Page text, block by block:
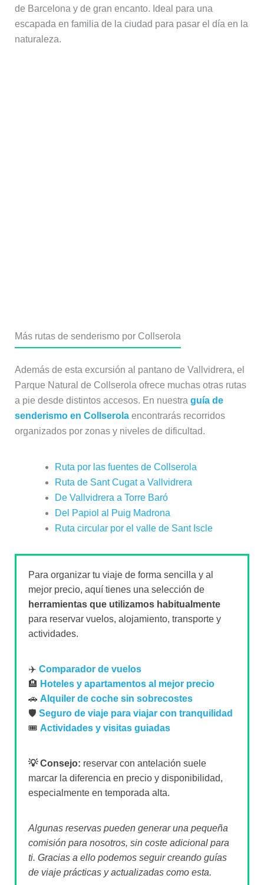
de Barcelona y de gran encanto. Ideal para una
escapada en familia de la ciudad para pasar el día en la
naturaleza.
Más rutas de senderismo por Collserola
Además de esta excursión al pantano de Vallvidrera, el
Parque Natural de Collserola ofrece muchas otras rutas
a pie desde distintos accesos. En nuestra guía de
senderismo en Collserolaencontrarás recorridos
organizados por zonas y niveles de dificultad.
Ruta por las fuentes de Collserola
Ruta de Sant Cugat a Vallvidrera
De Vallvidrera a Torre Baró
Del Papiol al Puig Madrona
Ruta circular por el valle de Sant Iscle
Para organizar tu viaje de forma sencilla y al
mejor precio, aquí tienes una selección de
herramientas que utilizamos habitualmente
para reservar vuelos, alojamiento, transporte y
actividades.
✈️ Comparador de vuelos
🏨 Hoteles y apartamentos al mejor precio
🚗 Alquiler de coche sin sobrecostes
🛡️ Seguro de viaje para viajar con tranquilidad
🎟️ Actividades y visitas guiadas
💡 Consejo: reservar con antelación suele
marcar la diferencia en precio y disponibilidad,
especialmente en temporada alta.
Algunas reservas pueden generar una pequeña
comisión para nosotros, sin coste adicional para
ti. Gracias a ello podemos seguir creando guías
de viaje prácticas y actualizadas como esta.